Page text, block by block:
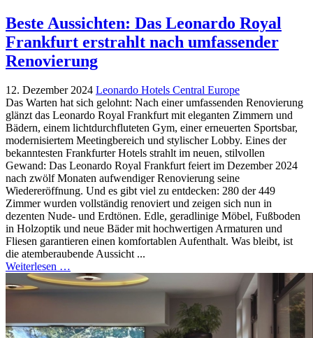
Beste Aussichten: Das Leonardo Royal
Frankfurt erstrahlt nach umfassender
Renovierung
12. Dezember 2024 Leonardo Hotels Central Europe
Das Warten hat sich gelohnt: Nach einer umfassenden Renovierung
glänzt das Leonardo Royal Frankfurt mit eleganten Zimmern und
Bädern, einem lichtdurchfluteten Gym, einer erneuerten Sportsbar,
modernisiertem Meetingbereich und stylischer Lobby. Eines der
bekanntesten Frankfurter Hotels strahlt im neuen, stilvollen
Gewand: Das Leonardo Royal Frankfurt feiert im Dezember 2024
nach zwölf Monaten aufwendiger Renovierung seine
Wiedereröffnung. Und es gibt viel zu entdecken: 280 der 449
Zimmer wurden vollständig renoviert und zeigen sich nun in
dezenten Nude- und Erdtönen. Edle, geradlinige Möbel, Fußboden
in Holzoptik und neue Bäder mit hochwertigen Armaturen und
Fliesen garantieren einen komfortablen Aufenthalt. Was bleibt, ist
die atemberaubende Aussicht ...
Weiterlesen …